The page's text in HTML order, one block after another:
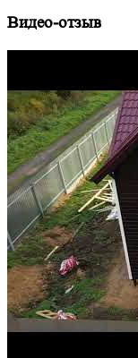
Видео-отзыв